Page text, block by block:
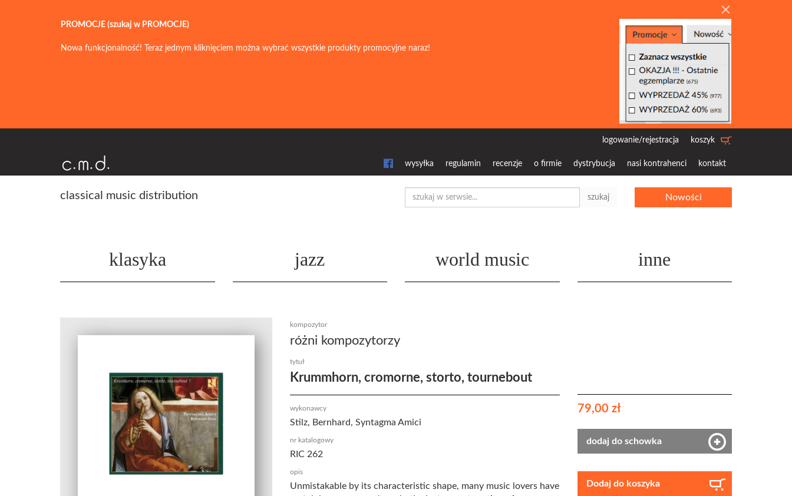
PROMOCJE (szukaj w PROMOCJE)
Nowa funkcjonalność! Teraz jednym kliknięciem można wybrać wszystkie produkty promocyjne naraz!
koszyk
logowanie/rejestracja
wysyłka regulamin recenzje o firmie dystrybucja nasi kontrahenci kontakt
classical music distribution szukaj Nowości
klasyka jazz world music inne
kompozytor
różni kompozytorzy
tytuł
Krummhorn, cromorne, storto, tournebout
wykonawcy
Stilz, Bernhard, Syntagma Amici
nr katalogowy
RIC 262
opis
Unmistakable by its characteristic shape, many music lovers have
79,00 zł
dodaj do schowka
Dodaj do koszyka